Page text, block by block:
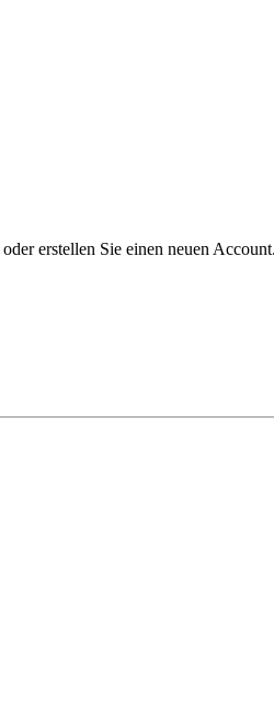
erstellen Sie einen neuen Account.